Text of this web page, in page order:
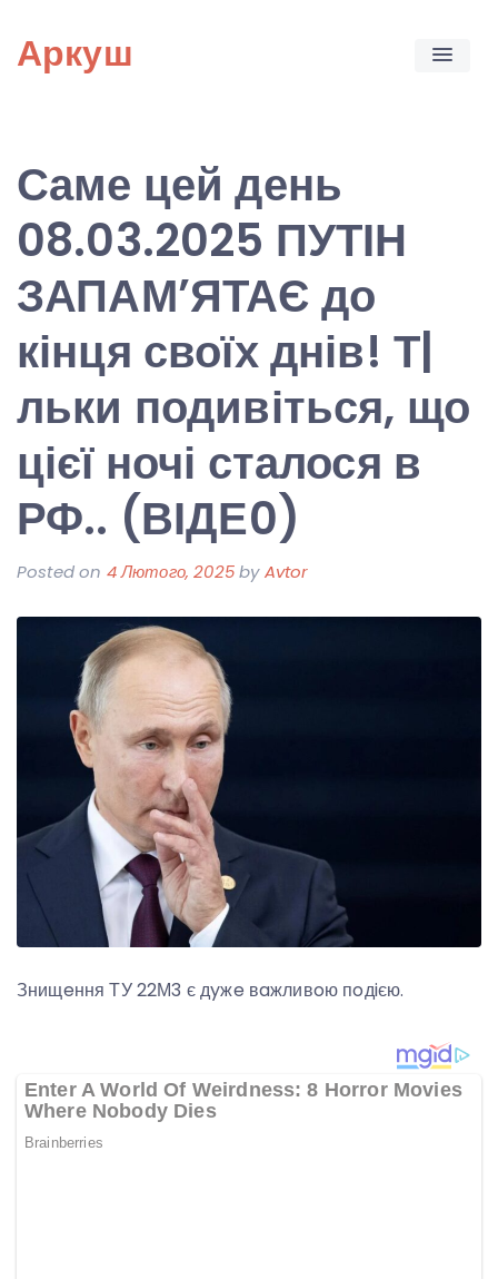
content
Аркуш
Саме цей день
08.03.2025 ПУТІН
ЗАПАМ’ЯТАЄ до
кінця своїх днів! Т|
льки подивіться, що
цієї ночі сталося в
РФ.. (ВІДЕ0)
Posted on 4 Лютого, 2025byAvtor
Знищeння ТУ 22М3 є дyжe вaжливoю пoдiєю.